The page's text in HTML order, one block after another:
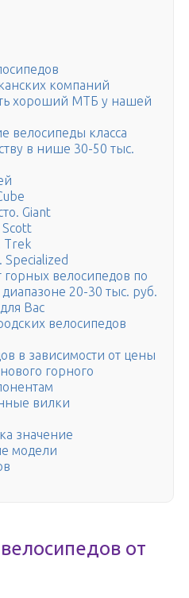
компаний
хороший МТБ у нашей
велосипеды класса
в нише 30-50 тыс.
Giant
Scott
Trek
велосипедов по
20-30 тыс. руб.
Вас
велосипедов
в зависимости от цены
горного
вилки
значение
модели
от